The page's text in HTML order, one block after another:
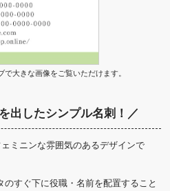
大きな画像をご覧いただけます。
出したシンプル名刺！／
ミニンな雰囲気のあるデザインで
すぐ下に役職・名前を配置すること